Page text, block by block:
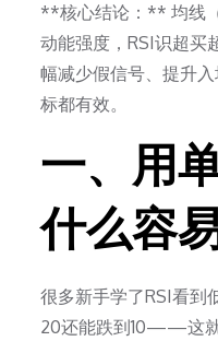
**核心结论：** 均线
动能强度，RSI识超买
幅减少假信号、提升
标都有效。
一、用
什么容
很多新手学了RSI看到
20还能跌到10——这就